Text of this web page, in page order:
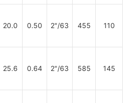
20.0 0.50 2"/63 455 110
25.6 0.64 2"/63 585 145